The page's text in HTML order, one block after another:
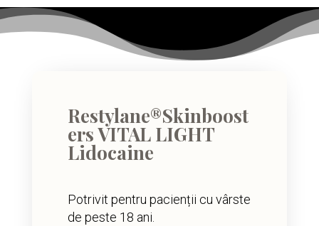
Restylane®Skinboost
ers VITAL LIGHT
Lidocaine
Potrivit pentru pacienții cu vârste
de peste 18 ani.